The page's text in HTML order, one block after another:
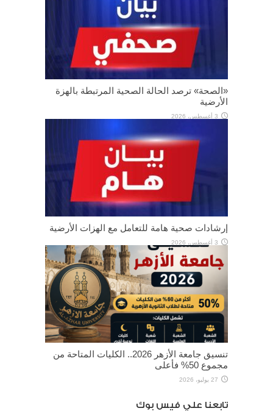
«الصحة» ترصد الحالة الصحية المرتبطة بالهزة
الأرضية
3 أغسطس، 2026
إرشادات صحية هامة للتعامل مع الهزات الأرضية
3 أغسطس، 2026
تنسيق جامعة الأزهر 2026.. الكليات المتاحة من
مجموع 50% فأعلى
27 يوليو، 2026
تابعنا علي فيس بوك